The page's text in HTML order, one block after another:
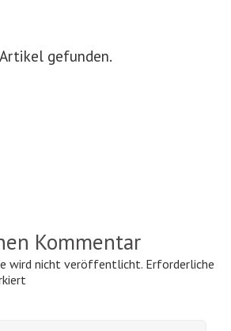
gefunden.
Kommentar
wird nicht veröffentlicht. Erforderliche